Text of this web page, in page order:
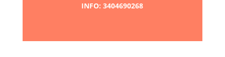
INFO: 3404690268